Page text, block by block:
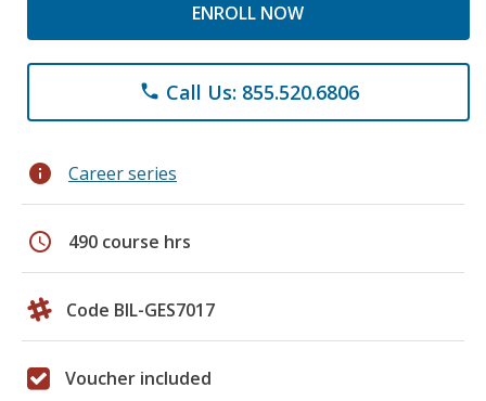
ENROLL NOW
phone Call Us: 855.520.6806
info Career series
schedule 490 course hrs
Code BIL-GES7017
Voucher included